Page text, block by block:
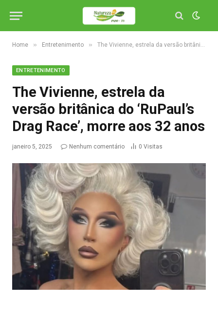
Home » Entretenimento » The Vivienne, estrela da versão britânica do ‘RuPaul’s Drag Race’, morre aos 32 anos
ENTRETENIMENTO
The Vivienne, estrela da
versão britânica do ‘RuPaul’s
Drag Race’, morre aos 32 anos
janeiro 5, 2025 Nenhum comentário 0 Visitas